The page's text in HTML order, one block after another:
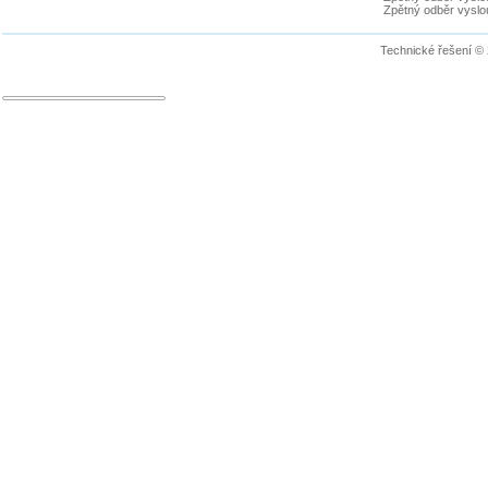
Zpětný odběr
Technické řešení ©